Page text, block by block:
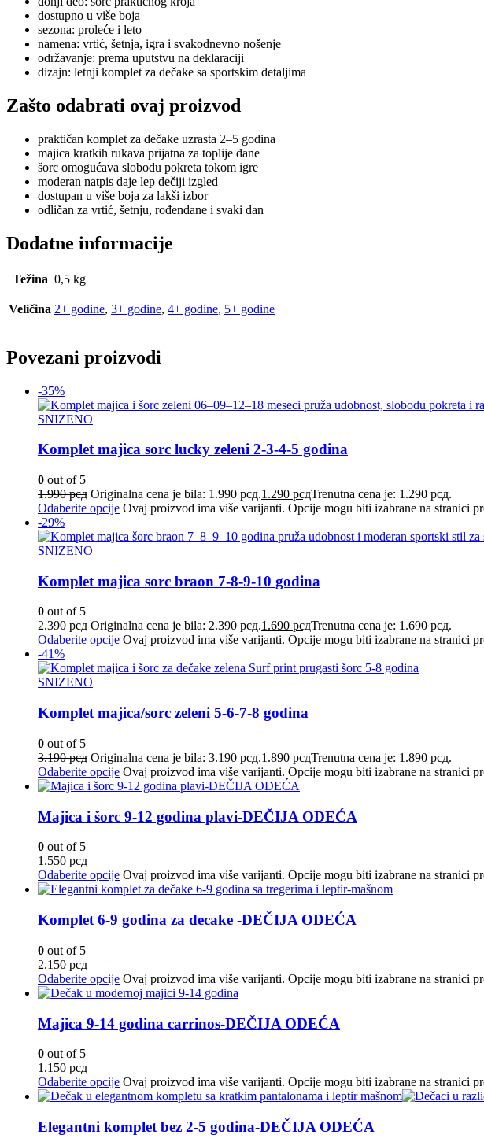
dostupno u više boja
sezona: proleće i leto
namena: vrtić, šetnja, igra i svakodnevno nošenje
održavanje: prema uputstvu na deklaraciji
dizajn: letnji komplet za dečake sa sportskim detaljima
Zašto odabrati ovaj proizvod
praktičan komplet za dečake uzrasta 2–5 godina
majica kratkih rukava prijatna za toplije dane
šorc omogućava slobodu pokreta tokom igre
moderan natpis daje lep dečiji izgled
dostupan u više boja za lakši izbor
odličan za vrtić, šetnju, rođendane i svaki dan
Dodatne informacije
Težina 0,5 kg
Veličina 2+ godine, 3+ godine, 4+ godine, 5+ godine
Povezani proizvodi
-35%
SNIZENO
Komplet majica sorc lucky zeleni 2-3-4-5 godina
0 out of 5
1.990рсд Originalna cena je bila: 1.990 рсд.1.290 рсдTrenutna cena je: 1.290 рсд.
Odaberite opcije Ovaj proizvod ima više varijanti. Opcije mogu biti izabrane na stranici
-29%
SNIZENO
Komplet majica sorc braon 7-8-9-10 godina
0 out of 5
2.390рсд Originalna cena je bila: 2.390 рсд.1.690 рсдTrenutna cena je: 1.690 рсд.
Odaberite opcije Ovaj proizvod ima više varijanti. Opcije mogu biti izabrane na stranici
-41%
SNIZENO
Komplet majica/sorc zeleni 5-6-7-8 godina
0 out of 5
3.190рсд Originalna cena je bila: 3.190 рсд.1.890 рсдTrenutna cena je: 1.890 рсд.
Odaberite opcije Ovaj proizvod ima više varijanti. Opcije mogu biti izabrane na stranici
Majica i šorc 9-12 godina plavi-DEČIJA ODEĆA
0 out of 5
1.550 рсд
Odaberite opcije Ovaj proizvod ima više varijanti. Opcije mogu biti izabrane na stranici
Komplet 6-9 godina za decake -DEČIJA ODEĆA
0 out of 5
2.150 рсд
Odaberite opcije Ovaj proizvod ima više varijanti. Opcije mogu biti izabrane na stranici
Majica 9-14 godina carrinos-DEČIJA ODEĆA
0 out of 5
1.150 рсд
Odaberite opcije Ovaj proizvod ima više varijanti. Opcije mogu biti izabrane na stranici
Elegantni komplet bez 2-5 godina-DEČIJA ODEĆA